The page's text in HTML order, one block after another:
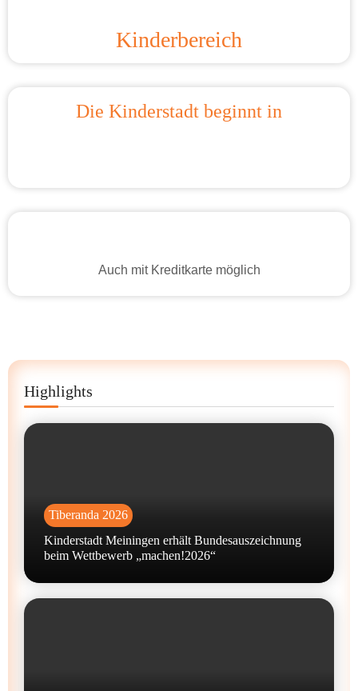
Kinderbereich
Die Kinderstadt beginnt in
Auch mit Kreditkarte möglich
Highlights
Tiberanda 2026
Kinderstadt Meiningen erhält Bundesauszeichnung
beim Wettbewerb „machen!2026“